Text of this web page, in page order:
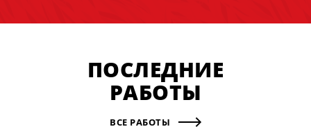
ПОСЛЕДНИЕ
РАБОТЫ
ВСЕ РАБОТЫ